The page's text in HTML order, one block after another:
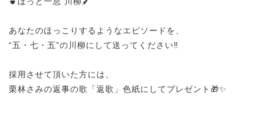
あなたのほっこりするようなエピソードを、
“五・七・五”の川柳にして送ってください‼
採用させて頂いた方には、
栗林さみの返事の歌「返歌」色紙にしてプレゼント🎁✨